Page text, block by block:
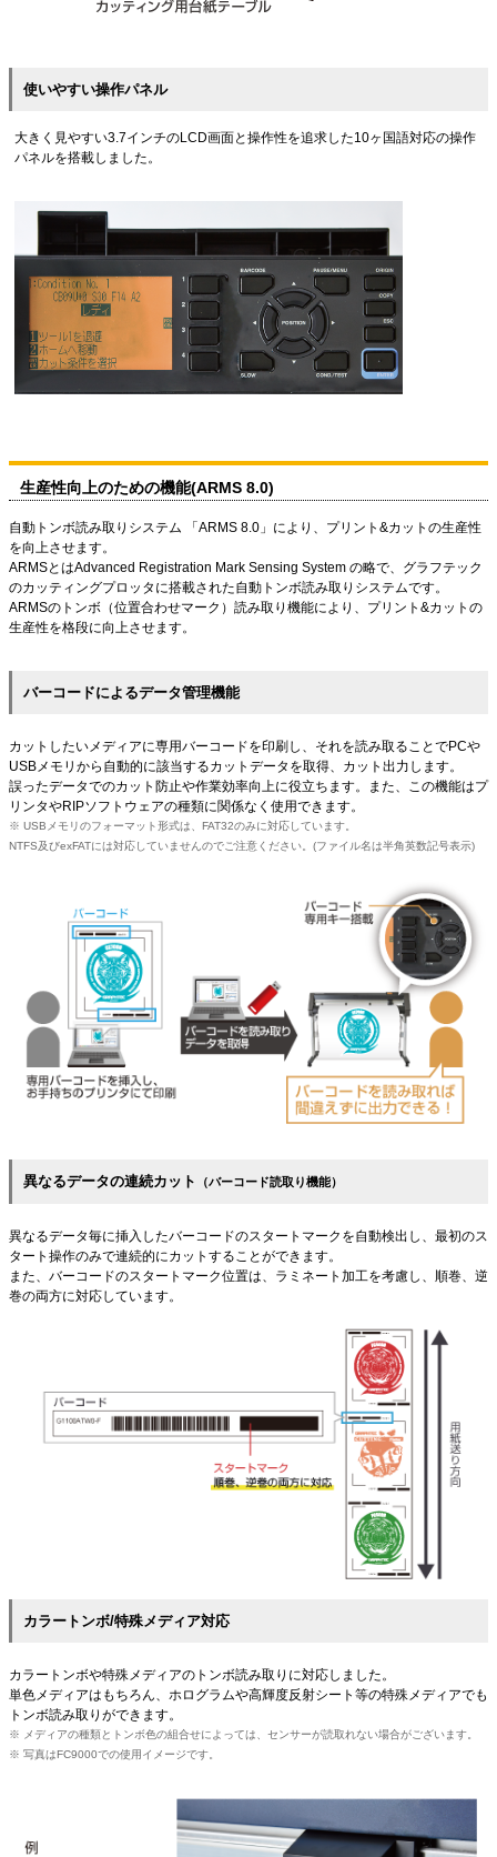
使いやすい操作パネル
大きく見やすい3.7インチのLCD画面と操作性を追求した10ヶ国語対応の操作
パネルを搭載しました。
生産性向上のための機能(ARMS 8.0)
自動トンボ読み取りシステム 「ARMS 8.0」により、プリント&カットの生産性
を向上させます。
ARMSとはAdvanced Registration Mark Sensing System の略で、グラフテック
のカッティングプロッタに搭載された自動トンボ読み取りシステムです。
ARMSのトンボ（位置合わせマーク）読み取り機能により、プリント&カットの
生産性を格段に向上させます。
バーコードによるデータ管理機能
カットしたいメディアに専用バーコードを印刷し、それを読み取ることでPCや
USBメモリから自動的に該当するカットデータを取得、カット出力します。
誤ったデータでのカット防止や作業効率向上に役立ちます。また、この機能はプ
リンタやRIPソフトウェアの種類に関係なく使用できます。
※ USBメモリのフォーマット形式は、FAT32のみに対応しています。
NTFS及びexFATには対応していませんのでご注意ください。(ファイル名は半角英数記号表示)
異なるデータの連続カット （バーコード読取り機能）
異なるデータ毎に挿入したバーコードのスタートマークを自動検出し、最初のス
タート操作のみで連続的にカットすることができます。
また、バーコードのスタートマーク位置は、ラミネート加工を考慮し、順巻、逆
巻の両方に対応しています。
カラートンボ/特殊メディア対応
カラートンボや特殊メディアのトンボ読み取りに対応しました。
単色メディアはもちろん、ホログラムや高輝度反射シート等の特殊メディアでも
トンボ読み取りができます。
※ メディアの種類とトンボ色の組合せによっては、センサーが読取れない場合がございます。
※ 写真はFC9000での使用イメージです。